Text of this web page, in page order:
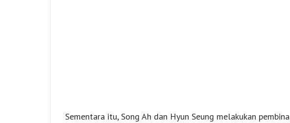
Sementara itu, Song Ah dan Hyun Seung melakukan